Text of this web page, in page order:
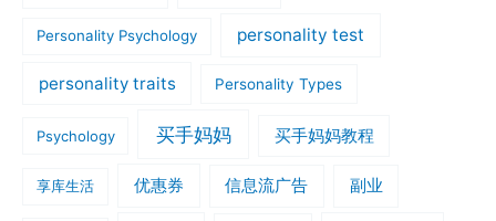
Personality Psychology personality test
personality traits Personality Types
Psychology 买手妈妈 买手妈妈教程
享库生活 优惠券 信息流广告 副业